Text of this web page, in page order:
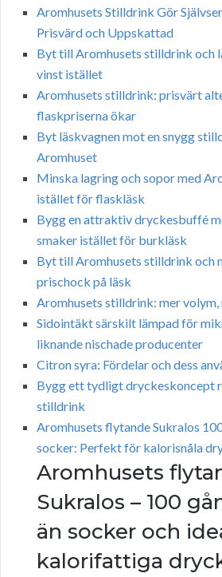
Aromhusets Stilldrink Gör
Prisvärd och Uppskattad
Byt till Aromhusets stilldrink och
vinst istället
Aromhusets stilldrink: prisvärt
flaskpriserna ökar
Byt läskvagnen mot en snygg
Aromhuset
Minska lagring och sopor med
istället för flaskläsk
Bygg en attraktiv dryckesbuffé
smaker istället för burkläsk
Byt till Aromhusets stilldrink och
prischock på läsk
Aromhusets stilldrink: mer
Sidointäkt särskilt lämpad för
liknande nischade producenter
Citron syra: Fördelar och dess
Bygg ett tydligt dryckeskoncept
stilldrink
Aromhusets flytande Sukralos
socker: Perfekt för kalorisnåla
Aromhusets
Sukralos – 100
än socker och
kalorifattiga